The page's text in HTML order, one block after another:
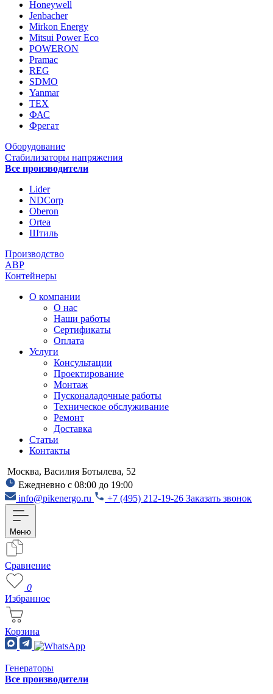
Honeywell
Jenbacher
Mirkon Energy
Mitsui Power Eco
POWERON
Pramac
REG
SDMO
Yanmar
ТЕХ
ФАС
Фрегат
Оборудование
Стабилизаторы напряжения
Все производители
Lider
NDCorp
Oberon
Ortea
Штиль
Производство
АВР
Контейнеры
О компании
О нас
Наши работы
Сертификаты
Оплата
Услуги
Консультации
Проектирование
Монтаж
Пусконаладочные работы
Техническое обслуживание
Ремонт
Доставка
Статьи
Контакты
Москва, Василия Ботылева, 52
Ежедневно с 08:00 до 19:00
info@pikenergo.ru
+7 (495) 212-19-26 Заказать звонок
Меню
Сравнение
0
Избранное
Корзина
Генераторы
Все производители